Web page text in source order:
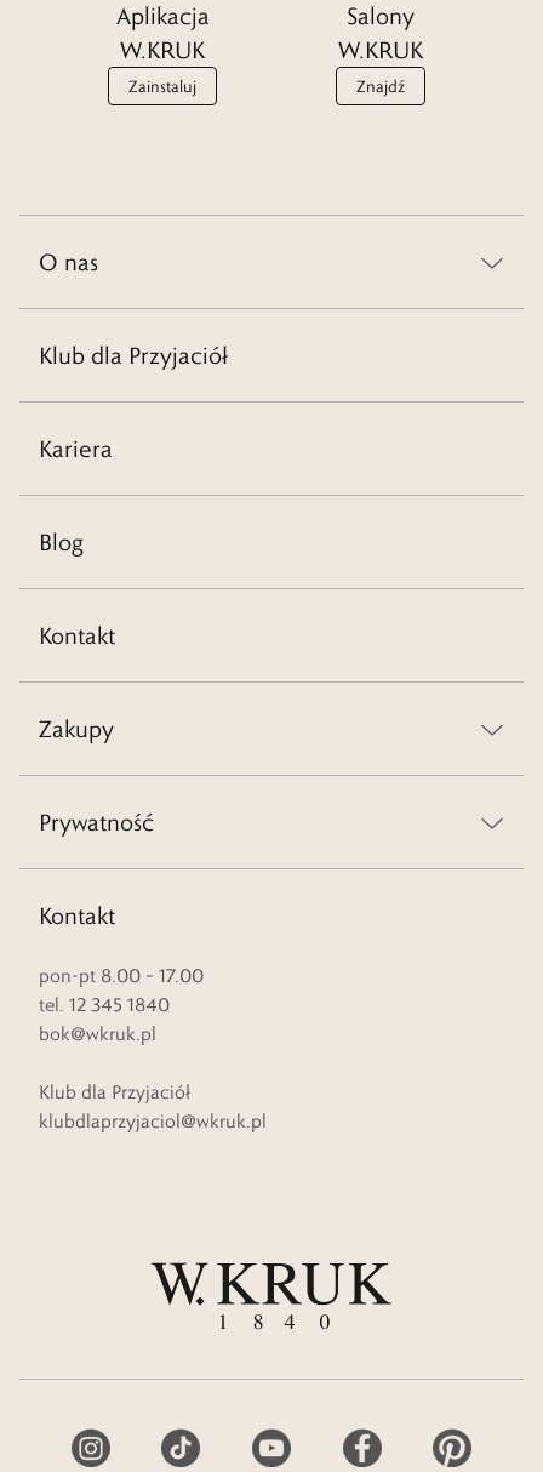
Aplikacja
W.KRUK
Zainstaluj
Salony
W.KRUK
Znajdź
O nas
Klub dla Przyjaciół
Kariera
Blog
Kontakt
Zakupy
Prywatność
Kontakt
pon-pt 8.00 – 17.00
tel. 12 345 1840
bok@wkruk.pl
Klub dla Przyjaciół
klubdlaprzyjaciol@wkruk.pl